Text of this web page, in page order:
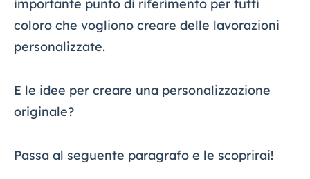
importante punto di riferimento per tutti
coloro che vogliono creare delle lavorazioni
personalizzate.
E le idee per creare una personalizzazione
originale?
Passa al seguente paragrafo e le scoprirai!